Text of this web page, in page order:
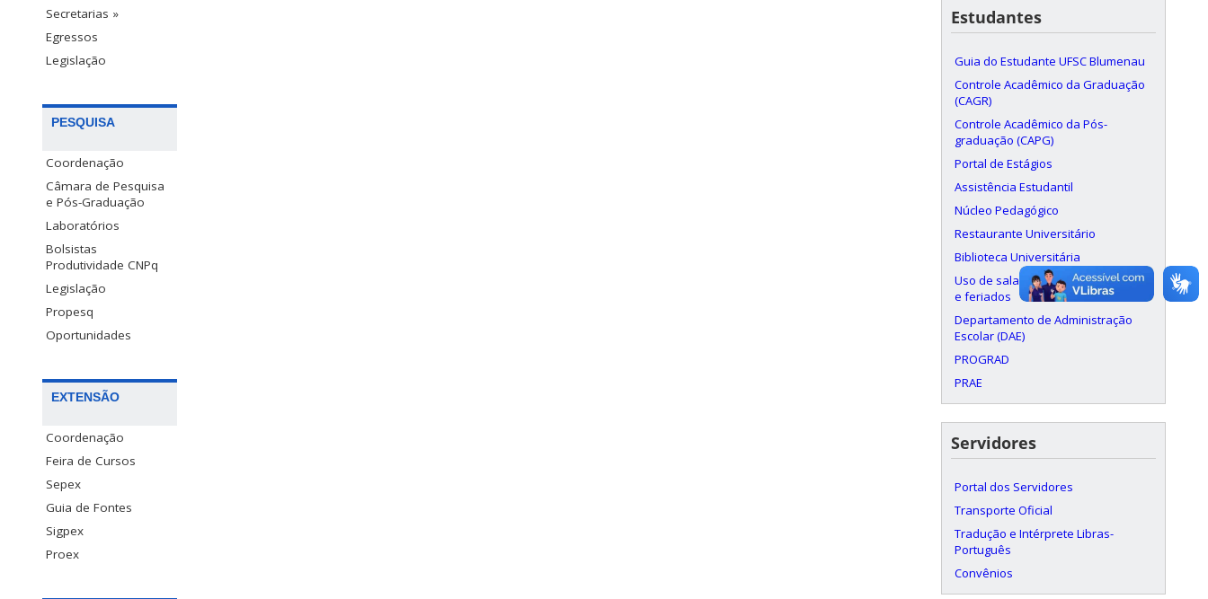
Secretarias »
Egressos
Legislação
PESQUISA
Coordenação
Câmara de Pesquisa
e Pós-Graduação
Laboratórios
Bolsistas
Produtividade CNPq
Legislação
Propesq
Oportunidades
EXTENSÃO
Coordenação
Feira de Cursos
Sepex
Guia de Fontes
Sigpex
Proex
Estudantes
Guia do Estudante UFSC Blumenau
Controle Acadêmico da Graduação
(CAGR)
Controle Acadêmico da Pós-
graduação (CAPG)
Portal de Estágios
Assistência Estudantil
Núcleo Pedagógico
Restaurante Universitário
Biblioteca Universitária
Uso de salas aos finais de semana
e feriados
Departamento de Administração
Escolar (DAE)
PROGRAD
PRAE
Servidores
Portal dos Servidores
Transporte Oficial
Tradução e Intérprete Libras-
Português
Convênios